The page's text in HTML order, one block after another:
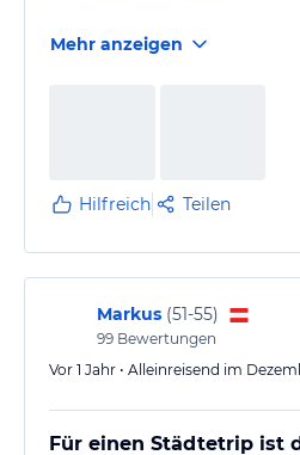
Mehr anzeigen
Hilfreich Teilen
Markus (51-55)
99 Bewertungen
Vor 1 Jahr • Alleinreisend im
Für einen Städtetrip ist